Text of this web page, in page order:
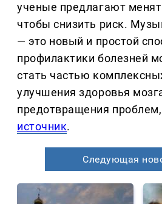
ученые предлагают
чтобы снизить риск.
— это новый и простой
профилактики болезней
стать частью
улучшения здоровья
предотвращения
источник.
Следующая